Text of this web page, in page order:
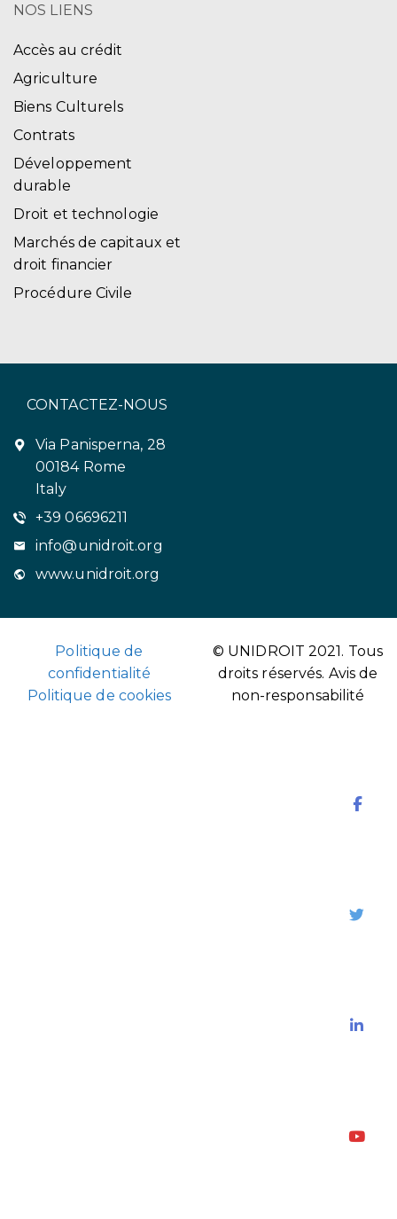
NOS LIENS
Accès au crédit
Agriculture
Biens Culturels
Contrats
Développement
durable
Droit et technologie
Marchés de capitaux et
droit financier
Procédure Civile
CONTACTEZ-NOUS
Via Panisperna, 28
00184 Rome
Italy
+39 06696211
info@unidroit.org
www.unidroit.org
Politique de
confidentialité
Politique de cookies
© UNIDROIT 2021. Tous
droits réservés. Avis de
non-responsabilité